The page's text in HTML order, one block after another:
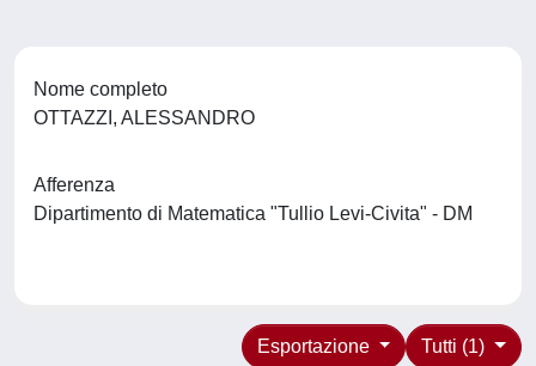
Nome completo
OTTAZZI, ALESSANDRO
Afferenza
Dipartimento di Matematica "Tullio Levi-Civita" - DM
Tutti (1)
Esportazione